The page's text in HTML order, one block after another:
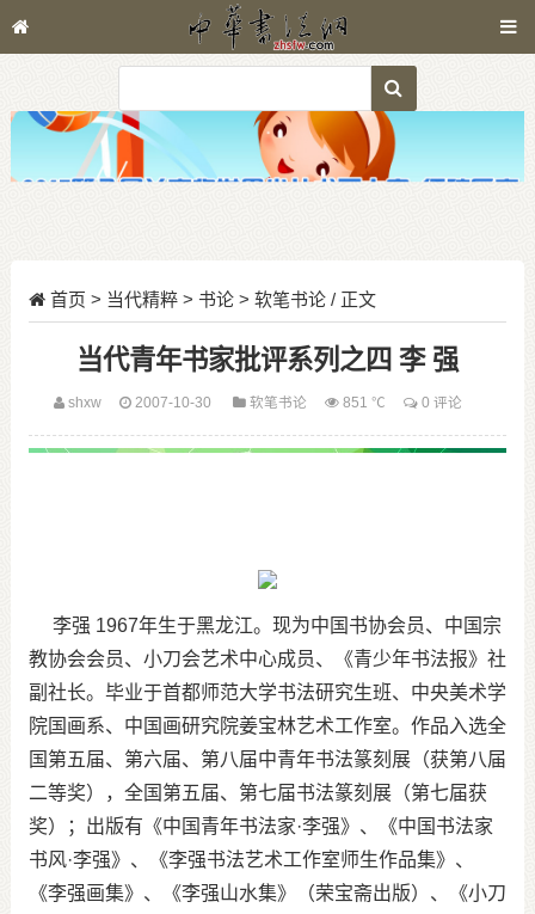
首页 > 当代精粹> 书论> 软笔书论/ 正文
当代青年书家批评系列之四 李 强
shxw 2007-10-30 软笔书论 851 ℃ 0 评论
李强 1967年生于黑龙江。现为中国书协会员、中国宗
教协会会员、小刀会艺术中心成员、《青少年书法报》社
副社长。毕业于首都师范大学书法研究生班、中央美术学
院国画系、中国画研究院姜宝林艺术工作室。作品入选全
国第五届、第六届、第八届中青年书法篆刻展（获第八届
二等奖），全国第五届、第七届书法篆刻展（第七届获
奖）；出版有《中国青年书法家·李强》、《中国书法家
书风·李强》、《李强书法艺术工作室师生作品集》、
《李强画集》、《李强山水集》（荣宝斋出版）、《小刀